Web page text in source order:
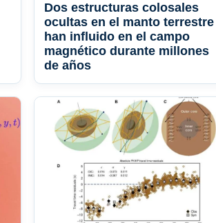
Dos estructuras colosales
ocultas en el manto terrestre
han influido en el campo
magnético durante millones
de años